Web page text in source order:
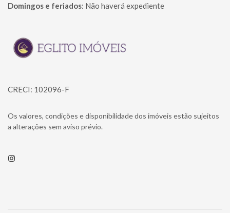
Domingos e feriados: Não haverá expediente
Página inicial
CRECI: 102096-F
Os valores, condições e disponibilidade dos imóveis estão sujeitos
a alterações sem aviso prévio.
Instagram